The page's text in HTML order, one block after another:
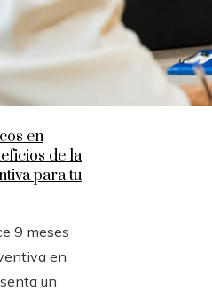
en
de la
para tu
9 meses
en
un